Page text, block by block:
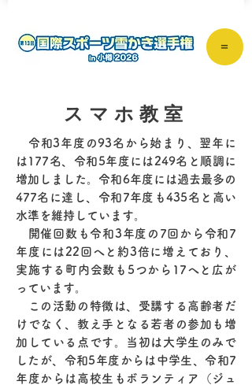
＝
スマホ教室
令和3年度の93名から始まり、翌年に
は177名、令和5年度には249名と順調に
増加しました。令和6年度には過去最多の
477名に達し、令和7年度も435名と高い
水準を維持しています。
開催回数も令和3年度の7回から令和7
年度には22回へと約3倍に増えており、
実施する町内会数も5つから17へと広が
っています。
この活動の特徴は、受講する高齢者だ
けでなく、教え手となる若者の参加も増
加している点です。当初は大学生のみで
したが、令和5年度からは中学生、令和7
年度からは高校生もボランティア（ジュ